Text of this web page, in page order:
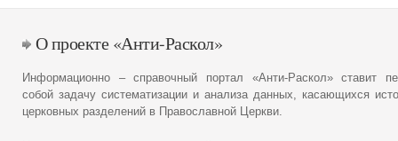
О проекте «Анти-Раскол»
Информационно – справочный портал «Анти-Раскол» ставит
собой задачу систематизации и анализа данных, касающихся
церковных разделений в Православной Церкви.